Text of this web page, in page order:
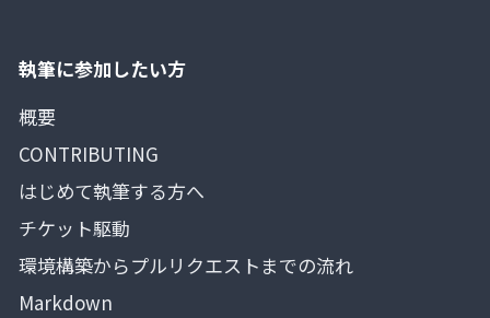
執筆に参加したい方
概要
CONTRIBUTING
はじめて執筆する方へ
チケット駆動
環境構築からプルリクエストまでの流れ
Markdown